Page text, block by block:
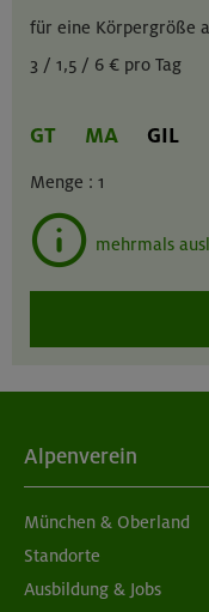
für eine Körpergröße
3 / 1,5 / 6 € pro Tag
GT MA GIL
Menge : 1
mehrmals
Alpenverein
München & Oberland
Standorte
Ausbildung & Jobs